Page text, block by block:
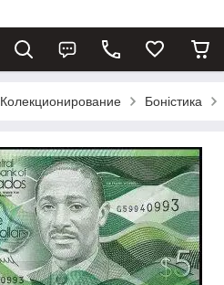
Колекционирование Боністика